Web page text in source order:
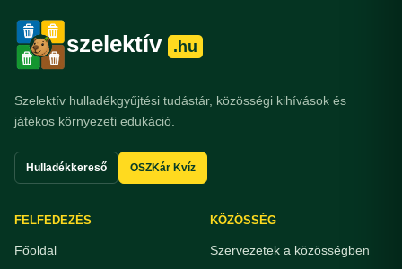
szelektív .hu
Szelektív hulladékgyűjtési tudástár, közösségi kihívások és
játékos környezeti edukáció.
Hulladékkereső OSZKár Kvíz
FELFEDEZÉS
Főoldal
KÖZÖSSÉG
Szervezetek a közösségben